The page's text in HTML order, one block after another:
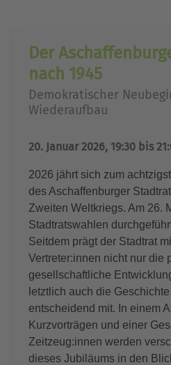
Der
nach 1945
Demokratischer
Wiederaufbau
20. Januar 2026, 19:30 bis
2026 jährt sich zum
des Aschaffenburger
Zweiten Weltkriegs. Am 26.
Stadtratswahlen
Seitdem prägt der Stadtrat
Vertreter:innen nicht nur die
gesellschaftliche
letztlich auch die
entscheidend mit. In einem
Kurzvorträgen und einer
Zeitzeug:innen werden
dieses Jubiläums in den